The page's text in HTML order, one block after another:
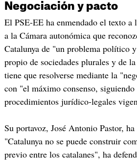
Negociación y pacto
El PSE-EE ha enmendado el texto
a la Cámara autonómica que
Catalunya de "un problema político
propio de sociedades plurales y de
tiene que resolverse mediante la
con "el máximo consenso,
procedimientos jurídico-legales
Su portavoz, José Antonio Pastor,
"Catalunya no se puede construir
previo entre los catalanes", ha